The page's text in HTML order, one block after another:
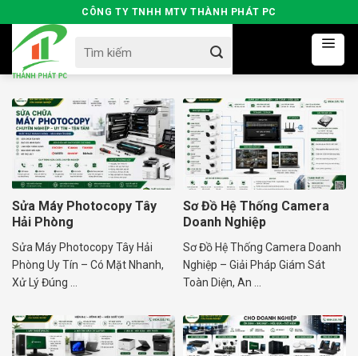
to
content
CÔNG TY TNHH MTV THÀNH PHÁT PC
for:
Sửa Máy Photocopy Tây
Hải Phòng
Sửa Máy Photocopy Tây Hải
Phòng Uy Tín – Có Mặt Nhanh,
Xử Lý Đúng ...
Sơ Đồ Hệ Thống Camera
Doanh Nghiệp
Sơ Đồ Hệ Thống Camera Doanh
Nghiệp – Giải Pháp Giám Sát
Toàn Diện, An ...